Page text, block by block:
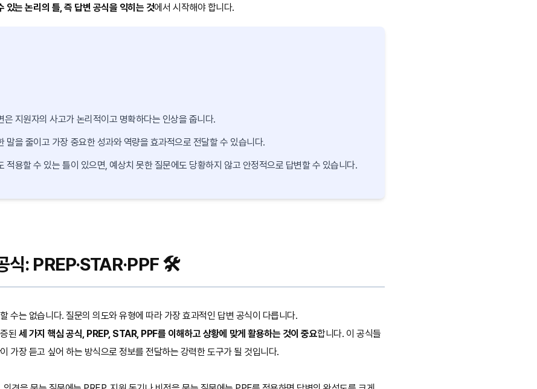
있는 논리의 틀, 즉 답변 공식을 익히는 것에서 시작해야 합니다.
지원자의 사고가 논리적이고 명확하다는 인상을 줍니다.
말을 줄이고 가장 중요한 성과와 역량을 효과적으로 전달할 수 있습니다.
적용할 수 있는 틀이 있으면, 예상치 못한 질문에도 당황하지 않고 안정적으로 답변할 수 있습니다.
식: PREP·STAR·PPF 🛠️
수는 없습니다. 질문의 의도와 유형에 따라 가장 효과적인 답변 공식이 다릅니다.
된 세 가지 핵심 공식, PREP, STAR, PPF를 이해하고 상황에 맞게 활용하는 것이 중요합니다. 이 공식들
가장 듣고 싶어 하는 방식으로 정보를 전달하는 강력한 도구가 될 것입니다.